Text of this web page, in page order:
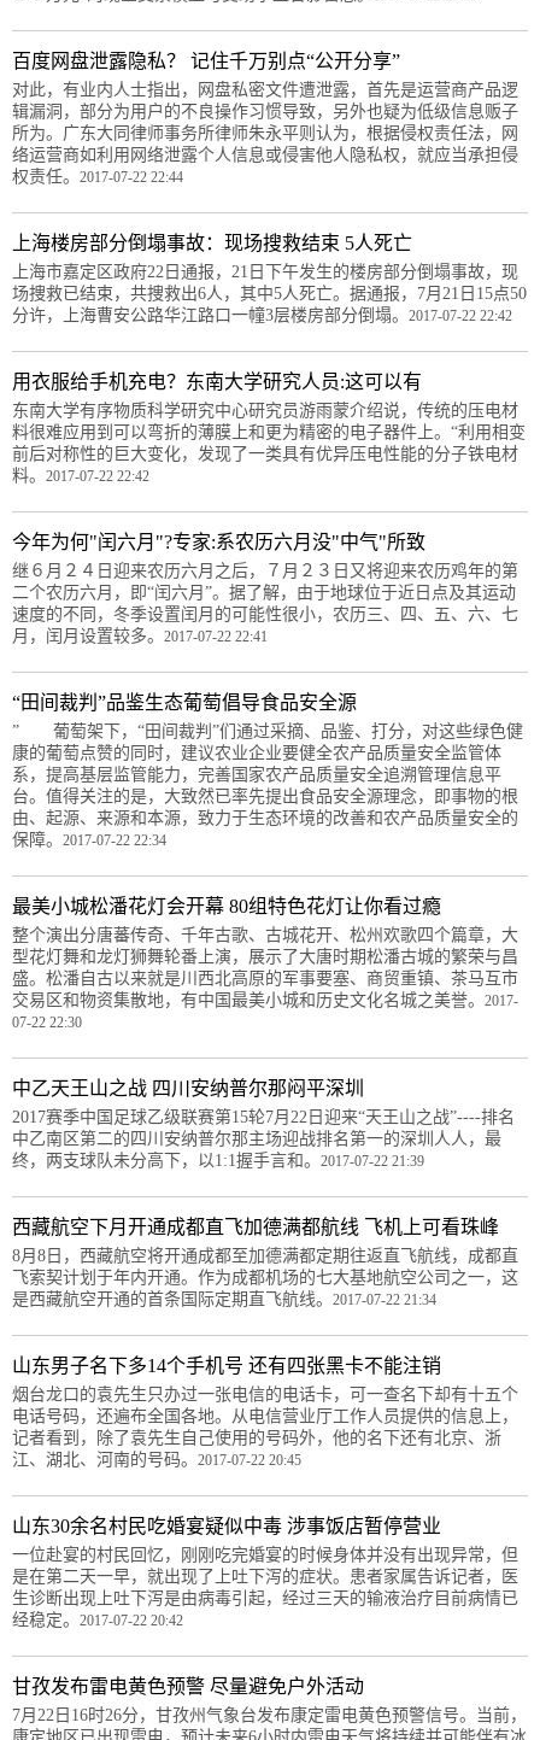
百度网盘泄露隐私？ 记住千万别点“公开分享”
对此，有业内人士指出，网盘私密文件遭泄露，首先是运营商产品逻
辑漏洞，部分为用户的不良操作习惯导致，另外也疑为低级信息贩子
所为。广东大同律师事务所律师朱永平则认为，根据侵权责任法，网
络运营商如利用网络泄露个人信息或侵害他人隐私权，就应当承担侵
权责任。 2017-07-22 22:44
上海楼房部分倒塌事故：现场搜救结束 5人死亡
上海市嘉定区政府22日通报，21日下午发生的楼房部分倒塌事故，现
场捜救已结束，共捜救出6人，其中5人死亡。据通报，7月21日15点50
分许，上海曹安公路华江路口一幢3层楼房部分倒塌。 2017-07-22 22:42
用衣服给手机充电？东南大学研究人员:这可以有
东南大学有序物质科学研究中心研究员游雨蒙介绍说，传统的压电材
料很难应用到可以弯折的薄膜上和更为精密的电子器件上。“利用相变
前后对称性的巨大变化，发现了一类具有优异压电性能的分子铁电材
料。 2017-07-22 22:42
今年为何"闰六月"?专家:系农历六月没"中气"所致
继６月２４日迎来农历六月之后，７月２３日又将迎来农历鸡年的第
二个农历六月，即“闰六月”。据了解，由于地球位于近日点及其运动
速度的不同，冬季设置闰月的可能性很小，农历三、四、五、六、七
月，闰月设置较多。 2017-07-22 22:41
“田间裁判”品鉴生态葡萄倡导食品安全源
” 葡萄架下，“田间裁判”们通过采摘、品鉴、打分，对这些绿色健
康的葡萄点赞的同时，建议农业企业要健全农产品质量安全监管体
系，提高基层监管能力，完善国家农产品质量安全追溯管理信息平
台。值得关注的是，大致然已率先提出食品安全源理念，即事物的根
由、起源、来源和本源，致力于生态环境的改善和农产品质量安全的
保障。 2017-07-22 22:34
最美小城松潘花灯会开幕 80组特色花灯让你看过瘾
整个演出分唐蕃传奇、千年古歌、古城花开、松州欢歌四个篇章，大
型花灯舞和龙灯狮舞轮番上演，展示了大唐时期松潘古城的繁荣与昌
盛。松潘自古以来就是川西北高原的军事要塞、商贸重镇、茶马互市
交易区和物资集散地，有中国最美小城和历史文化名城之美誉。 2017-
07-22 22:30
中乙天王山之战 四川安纳普尔那闷平深圳
2017赛季中国足球乙级联赛第15轮7月22日迎来“天王山之战”----排名
中乙南区第二的四川安纳普尔那主场迎战排名第一的深圳人人，最
终，两支球队未分高下，以1:1握手言和。 2017-07-22 21:39
西藏航空下月开通成都直飞加德满都航线 飞机上可看珠峰
8月8日，西藏航空将开通成都至加德满都定期往返直飞航线，成都直
飞索契计划于年内开通。作为成都机场的七大基地航空公司之一，这
是西藏航空开通的首条国际定期直飞航线。 2017-07-22 21:34
山东男子名下多14个手机号 还有四张黑卡不能注销
烟台龙口的袁先生只办过一张电信的电话卡，可一查名下却有十五个
电话号码，还遍布全国各地。从电信营业厅工作人员提供的信息上，
记者看到，除了袁先生自己使用的号码外，他的名下还有北京、浙
江、湖北、河南的号码。 2017-07-22 20:45
山东30余名村民吃婚宴疑似中毒 涉事饭店暂停营业
一位赴宴的村民回忆，刚刚吃完婚宴的时候身体并没有出现异常，但
是在第二天一早，就出现了上吐下泻的症状。患者家属告诉记者，医
生诊断出现上吐下泻是由病毒引起，经过三天的输液治疗目前病情已
经稳定。 2017-07-22 20:42
甘孜发布雷电黄色预警 尽量避免户外活动
7月22日16时26分，甘孜州气象台发布康定雷电黄色预警信号。当前，
康定地区已出现雷电，预计未来6小时内雷电天气将持续并可能伴有冰